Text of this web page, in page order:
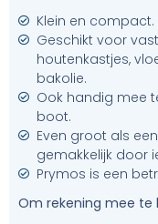
Klein en compact.
Geschikt voor
houtenkastjes,
bakolie.
Ook handig mee
boot.
Even groot als
gemakkelijk door
Prymos is een
Om rekening mee te